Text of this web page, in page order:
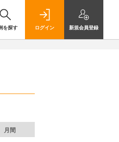
を探す ログイン 新規会員登録
月間